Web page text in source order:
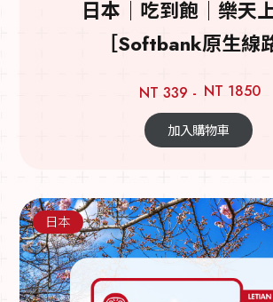
日本｜吃到飽｜樂天
［Softbank原生線
NT 339 - NT 1850
加入購物車
日本